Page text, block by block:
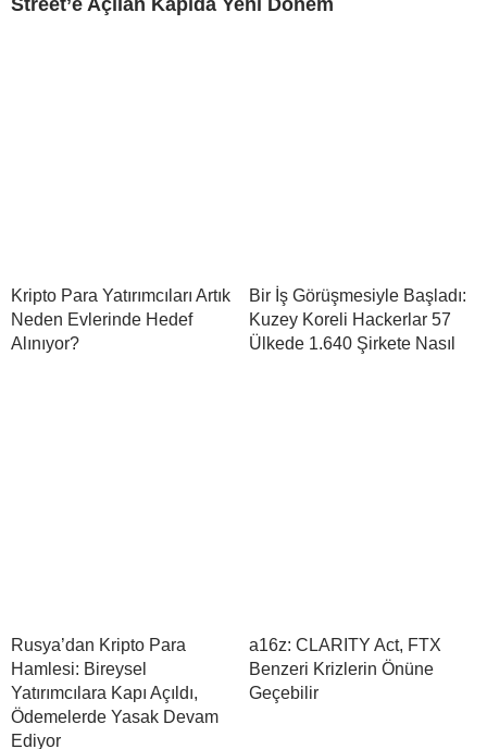
Kripto Para Yatırımcıları Artık
Neden Evlerinde Hedef
Alınıyor?
Bir İş Görüşmesiyle Başladı:
Kuzey Koreli Hackerlar 57
Ülkede 1.640 Şirkete Nasıl
Rusya’dan Kripto Para
Hamlesi: Bireysel
Yatırımcılara Kapı Açıldı,
Ödemelerde Yasak Devam
Ediyor
a16z: CLARITY Act, FTX
Benzeri Krizlerin Önüne
Geçebilir